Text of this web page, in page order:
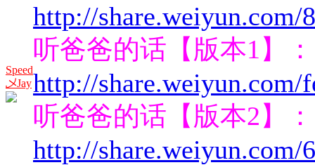
Speed
乄Jay
http://share.weiyun.com/
听爸爸的话【版本1】：
http://share.weiyun.com/
听爸爸的话【版本2】：
http://share.weiyun.com/